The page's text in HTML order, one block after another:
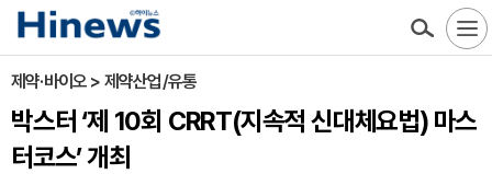
제약·바이오 > 제약산업/유통
박스터 ‘제 10회 CRRT(지속적 신대체요법) 마스
터코스’ 개최